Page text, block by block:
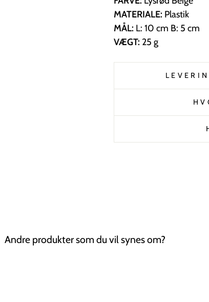
MATERIALE: Plastik
MÅL: L: 10 cm B: 5 cm
VÆGT: 25 g
Andre produkter som du vil synes om?